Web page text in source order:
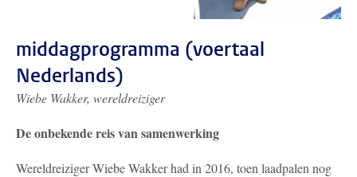
middagprogramma (voertaal
Nederlands)
Wiebe Wakker, wereldreiziger
De onbekende reis van samenwerking
Wereldreiziger Wiebe Wakker had in 2016, toen laadpalen nog